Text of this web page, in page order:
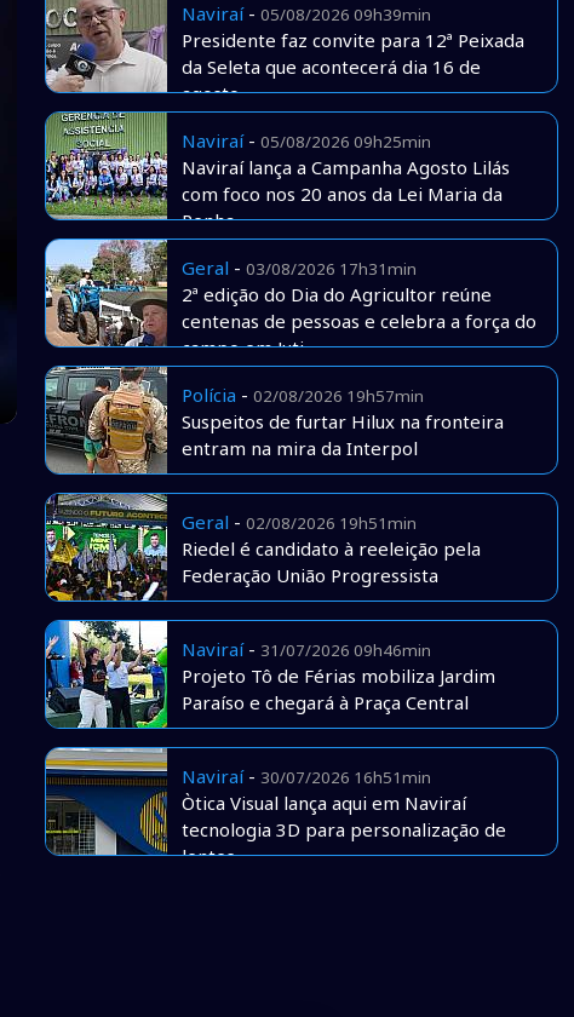
Naviraí- 05/08/2026 09h39min
Presidente faz convite para 12ª Peixada
da Seleta que acontecerá dia 16 de
agosto
Naviraí- 05/08/2026 09h25min
Naviraí lança a Campanha Agosto Lilás
com foco nos 20 anos da Lei Maria da
Penha
Geral - 03/08/2026 17h31min
2ª edição do Dia do Agricultor reúne
centenas de pessoas e celebra a força do
campo em Juti
Polícia - 02/08/2026 19h57min
Suspeitos de furtar Hilux na fronteira
entram na mira da Interpol
Geral - 02/08/2026 19h51min
Riedel é candidato à reeleição pela
Federação União Progressista
Naviraí- 31/07/2026 09h46min
Projeto Tô de Férias mobiliza Jardim
Paraíso e chegará à Praça Central
Naviraí- 30/07/2026 16h51min
Òtica Visual lança aqui em Naviraí
tecnologia 3D para personalização de
lentes